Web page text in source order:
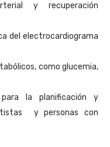
y recuperación
del electrocardiograma
como glucemia,
la planificación y
y personas con